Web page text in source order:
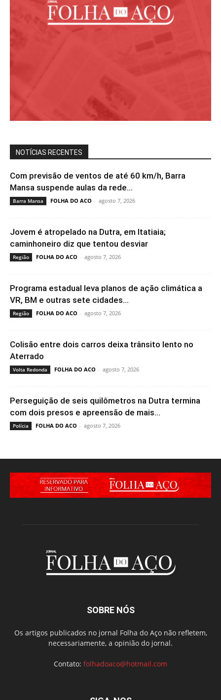
NOTÍCIAS RECENTES
Com previsão de ventos de até 60 km/h, Barra
Mansa suspende aulas da rede...
Barra Mansa FOLHA DO ACO - agosto 7, 2026
Jovem é atropelado na Dutra, em Itatiaia;
caminhoneiro diz que tentou desviar
Região FOLHA DO ACO - agosto 7, 2026
Programa estadual leva planos de ação climática a
VR, BM e outras sete cidades...
Região FOLHA DO ACO - agosto 7, 2026
Colisão entre dois carros deixa trânsito lento no
Aterrado
Volta Redonda FOLHA DO ACO - agosto 7, 2026
Perseguição de seis quilômetros na Dutra termina
com dois presos e apreensão de mais...
Polícia FOLHA DO ACO - agosto 7, 2026
SOBRE NÓS
Os artigos publicados no jornal Folha do Aço não refletem,
necessariamente, a opinião do jornal.
Contato: folhadoaco@hotmail.com